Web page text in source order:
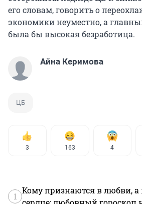
его словам, говорить о
экономики неуместно, а
была бы высокая безработица.
Айна Керимова
ЦБ
3 163 4
1
Кому признаются в любви, а